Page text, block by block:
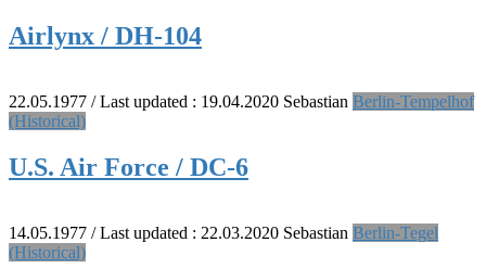
Airlynx / DH-104
22.05.1977 / Last updated : 19.04.2020 Sebastian Berlin-Tempelhof
(Historical)
U.S. Air Force / DC-6
14.05.1977 / Last updated : 22.03.2020 Sebastian Berlin-Tegel
(Historical)